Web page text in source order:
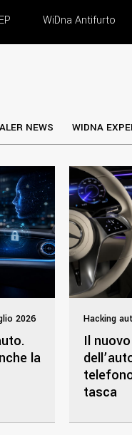
WiDna Antifurto
NEWS WIDNA
2026
la
Hacking
Il
tasca